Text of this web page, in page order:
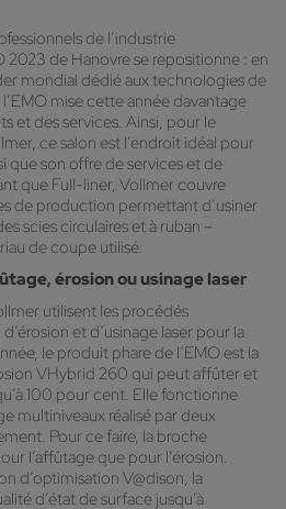
de l’industrie
2023 de Hanovre se repositionne : en
mondial dédié aux technologies de
mise cette année davantage
et des services. Ainsi, pour le
ce salon est l’endroit idéal pour
que son offre de services et de
que Full-liner, Vollmer couvre
de production permettant d’usiner
scies circulaires et à ruban –
de coupe utilisé.
érosion ou usinage laser
utilisent les procédés
et d’usinage laser pour la
le produit phare de l’EMO est la
VHybrid 260 qui peut affûter et
100 pour cent. Elle fonctionne
multiniveaux réalisé par deux
Pour ce faire, la broche
l’affûtage que pour l’érosion.
d’optimisation V@dison, la
d’état de surface jusqu’à